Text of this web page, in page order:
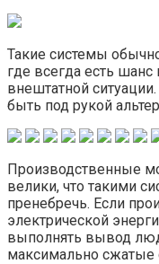
Такие системы
где всегда есть
внештатной
быть под рукой
Производственные
велики, что такими
пренебречь. Если
электрической
выполнять вывод
максимально сжатые